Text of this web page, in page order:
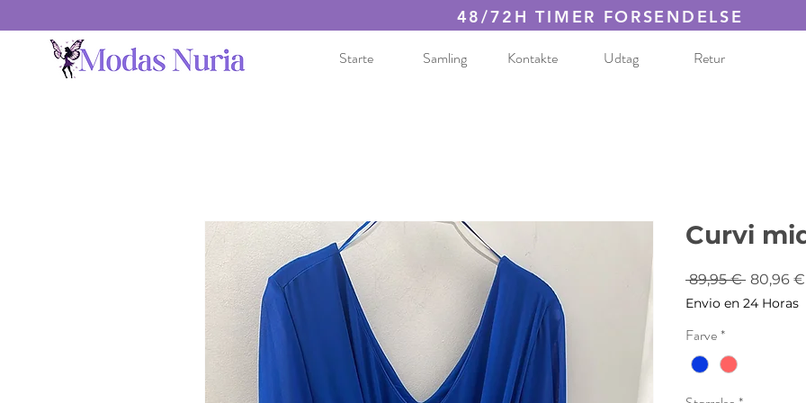
48/72H TIMER FORSENDELSE
Starte
Samling Kontakte Udtag Retur
Curvi
89,95 € Regulær
pris
80,96 €
Envio en 24 Horas
Farve*